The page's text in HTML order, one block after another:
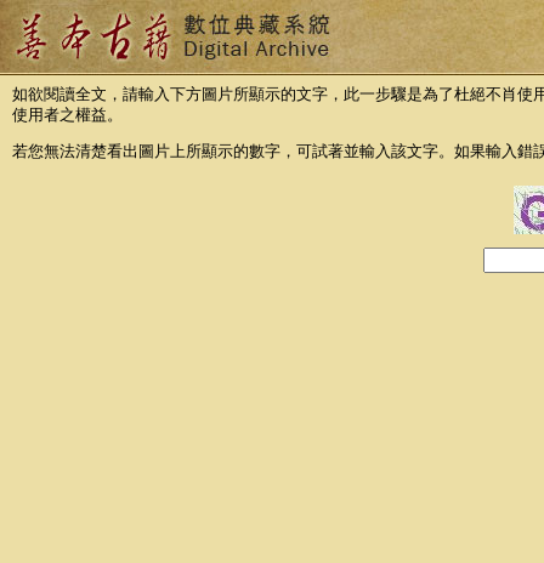
如欲閱讀全文，請輸入下方圖片所顯示的文字，此一步驟是為了杜絕不肖
使用者之權益。
若您無法清楚看出圖片上所顯示的數字，可試著並輸入該文字。如果輸入錯